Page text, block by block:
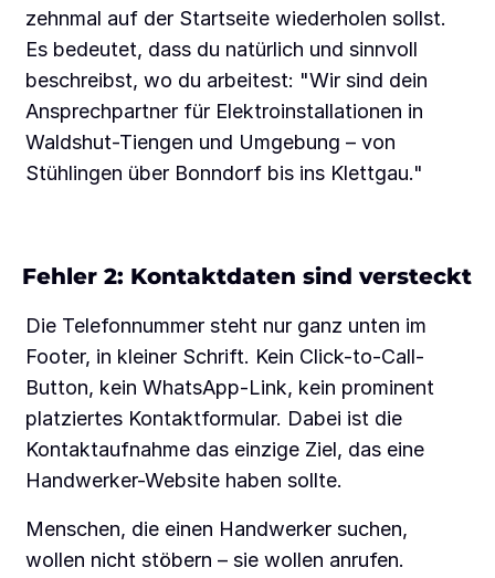
zehnmal auf der Startseite wiederholen sollst.
Es bedeutet, dass du natürlich und sinnvoll
beschreibst, wo du arbeitest: "Wir sind dein
Ansprechpartner für Elektroinstallationen in
Waldshut-Tiengen und Umgebung – von
Stühlingen über Bonndorf bis ins Klettgau."
Fehler 2: Kontaktdaten sind versteckt
Die Telefonnummer steht nur ganz unten im
Footer, in kleiner Schrift. Kein Click-to-Call-
Button, kein WhatsApp-Link, kein prominent
platziertes Kontaktformular. Dabei ist die
Kontaktaufnahme das einzige Ziel, das eine
Handwerker-Website haben sollte.
Menschen, die einen Handwerker suchen,
wollen nicht stöbern – sie wollen anrufen.